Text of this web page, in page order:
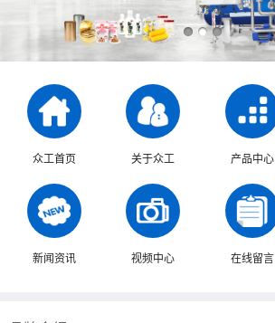
众工首页 关于众工 产品中心
新闻资讯 视频中心 在线留言